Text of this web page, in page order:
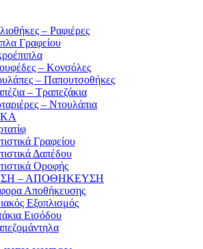
– Ραφιέρες
Γραφείου
– Κονσόλες
– Παπουτσοθήκες
– Τραπεζάκια
– Ντουλάπια
Γραφείου
Δαπέδου
Οροφής
– ΑΠΟΘΗΚΕΥΣΗ
Αποθήκευσης
Εξοπλισμός
Εισόδου